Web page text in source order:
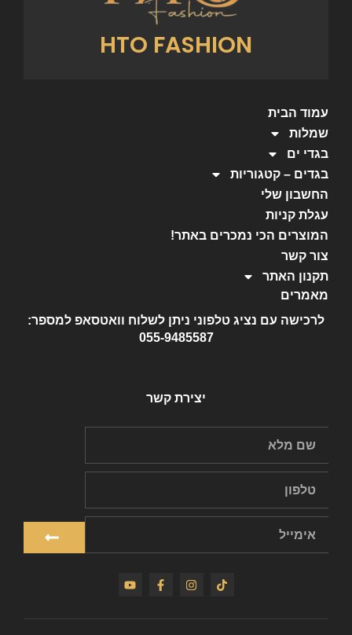
HTO FASHION
עמוד הבית
שמלות
בגדי ים
בגדים – קטגוריות
החשבון שלי
עגלת קניות
המוצרים הכי נמכרים באתר!
צור קשר
תקנון האתר
מאמרים
לרכישה עם נציג טלפוני ניתן לשלוח וואטסאפ למספר:
055-9485587
יצירת קשר